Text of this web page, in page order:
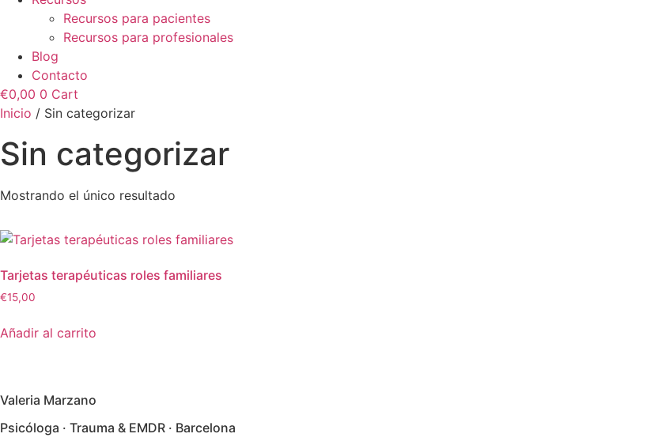
Recursos para pacientes
Recursos para profesionales
Blog
Contacto
€0,00 0 Cart
Inicio / Sin categorizar
Sin categorizar
Mostrando el único resultado
Tarjetas terapéuticas roles familiares
€15,00
Añadir al carrito
Valeria Marzano
Psicóloga · Trauma & EMDR · Barcelona